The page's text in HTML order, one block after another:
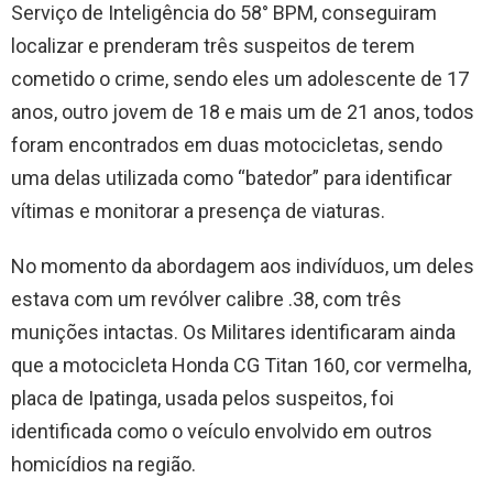
Serviço de Inteligência do 58° BPM, conseguiram
localizar e prenderam três suspeitos de terem
cometido o crime, sendo eles um adolescente de 17
anos, outro jovem de 18 e mais um de 21 anos, todos
foram encontrados em duas motocicletas, sendo
uma delas utilizada como “batedor” para identificar
vítimas e monitorar a presença de viaturas.
No momento da abordagem aos indivíduos, um deles
estava com um revólver calibre .38, com três
munições intactas. Os Militares identificaram ainda
que a motocicleta Honda CG Titan 160, cor vermelha,
placa de Ipatinga, usada pelos suspeitos, foi
identificada como o veículo envolvido em outros
homicídios na região.